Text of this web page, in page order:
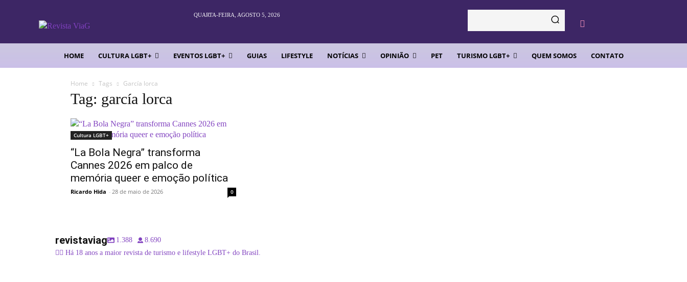
QUARTA-FEIRA, AGOSTO 5, 2026
HOME CULTURA LGBT+ EVENTOS LGBT+ GUIAS LIFESTYLE NOTÍCIAS OPINIÃO PET TURISMO LGBT+ QUEM SOMOS CONTATO
Home Tags García lorca
Tag: garcía lorca
Cultura LGBT+
“La Bola Negra” transforma
Cannes 2026 em palco de
memória queer e emoção política
Ricardo Hida - 28 de maio de 2026 0
revistaviag 1.388
8.690
🏳️‍🌈 Há 18 anos a maior revista de turismo e lifestyle LGBT+ do Brasil.